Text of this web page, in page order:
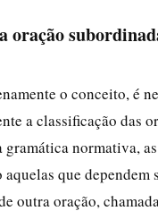
oração
o conceito, é
a classificação das
gramática normativa,
que dependem
outra oração,